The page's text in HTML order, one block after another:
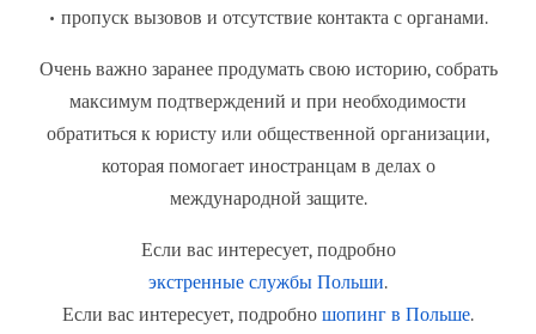
• пропуск вызовов и отсутствие контакта с органами.
Очень важно заранее продумать свою историю, собрать
максимум подтверждений и при необходимости
обратиться к юристу или общественной организации,
которая помогает иностранцам в делах о
международной защите.
Если вас интересует, подробно
экстренные службы Польши.
Если вас интересует, подробно шопинг в Польше.